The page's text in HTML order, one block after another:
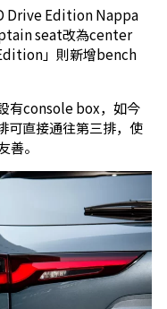
Drive Edition Nappa
seat改為center
」則新增bench
有console box，如今
直接通往第三排，使
。